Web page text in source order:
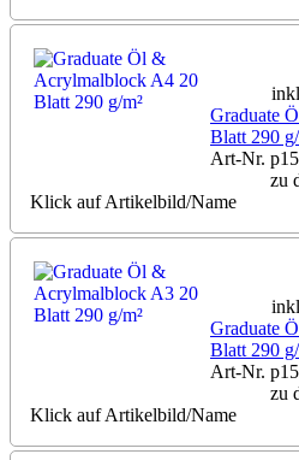
Graduate
Blatt 290
Art-Nr.
zu
Klick auf Artikelbild/Name
Graduate
Blatt 290
Art-Nr.
zu
Klick auf Artikelbild/Name